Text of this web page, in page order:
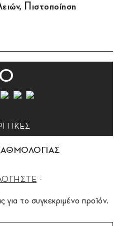
Πιστοποίηση
0
για το συγκεκριμένο προϊόν.